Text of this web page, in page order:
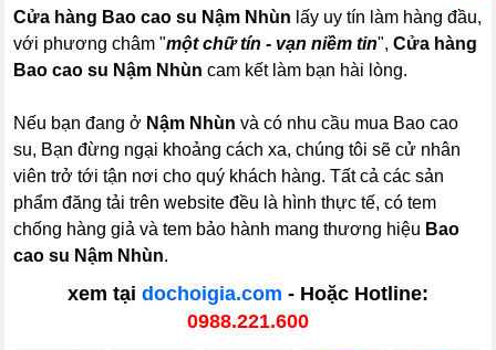
Cửa hàng Bao cao su Nậm Nhùn lấy uy tín làm hàng đầu,
với phương châm "một chữ tín - vạn niềm tin",Cửa hàng
Bao cao su Nậm Nhùn cam kết làm bạn hài lòng.
Nếu bạn đang ở Nậm Nhùn và có nhu cầu mua Bao cao
su, Bạn đừng ngại khoảng cách xa, chúng tôi sẽ cử nhân
viên trở tới tận nơi cho quý khách hàng. Tất cả các sản
phẩm đăng tải trên website đều là hình thực tế, có tem
chống hàng giả và tem bảo hành mang thương hiệu Bao
cao su Nậm Nhùn.
xem tại dochoigia.com - Hoặc Hotline:
0988.221.600